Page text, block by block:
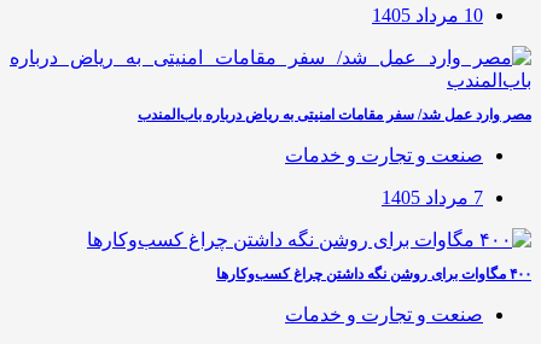
10 مرداد 1405
مصر وارد عمل شد/ سفر مقامات امنیتی به ریاض درباره باب‌المندب
صنعت و تجارت و خدمات
7 مرداد 1405
۴۰۰ مگاوات برای روشن نگه داشتن چراغ کسب‌وکار‌ها
صنعت و تجارت و خدمات